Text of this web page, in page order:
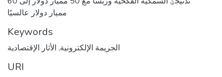
مميار دولار عالسيًا
Keywords
الجريمة الإلكترونية, الأثار الإقتصادية
URI